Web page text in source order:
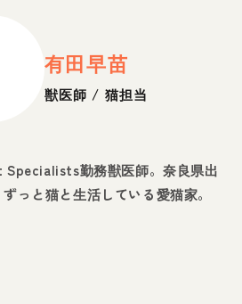
有田早苗
獣医師 / 猫担当
勤務獣医師。奈良県出
っと猫と生活している愛猫家。